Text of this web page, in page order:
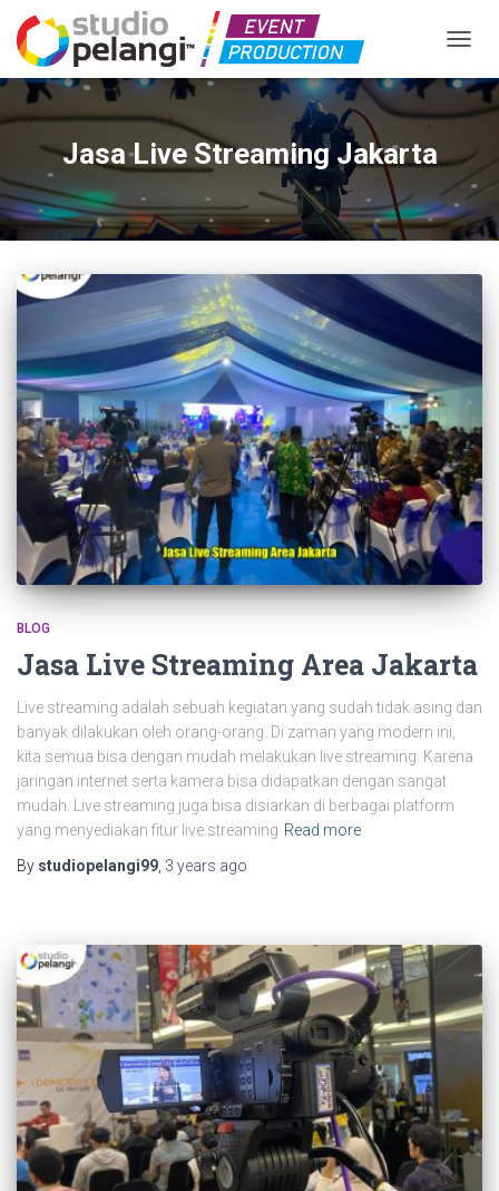
Jasa Live Streaming Jakarta
BLOG
Jasa Live Streaming Area Jakarta
Live streaming adalah sebuah kegiatan yang sudah tidak asing dan
banyak dilakukan oleh orang-orang. Di zaman yang modern ini,
kita semua bisa dengan mudah melakukan live streaming. Karena
jaringan internet serta kamera bisa didapatkan dengan sangat
mudah. Live streaming juga bisa disiarkan di berbagai platform
yang menyediakan fitur live streaming Read more
By studiopelangi99 3 years ago